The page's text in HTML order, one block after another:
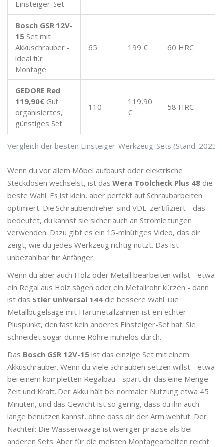
Vergleich der besten Einsteiger-Werkzeug-Sets (Stand: 2023)
Einsteiger-Set
Bosch GSR 12V-
15 Set mit
Akkuschrauber -
ideal für
Montage
65 199 € 60 HRC
GEDORE Red
119,90€ Gut
organisiertes,
günstiges Set
110
119,90
€
58 HRC
Wenn du vor allem Möbel aufbaust oder elektrische
Steckdosen wechselst, ist das Wera Toolcheck Plus 48 die
beste Wahl. Es ist klein, aber perfekt auf Schraubarbeiten
optimiert. Die Schraubendreher sind VDE-zertifiziert - das
bedeutet, du kannst sie sicher auch an Stromleitungen
verwenden. Dazu gibt es ein 15-minütiges Video, das dir
zeigt, wie du jedes Werkzeug richtig nutzt. Das ist
unbezahlbar für Anfänger.
Wenn du aber auch Holz oder Metall bearbeiten willst - etwa
ein Regal aus Holz sägen oder ein Metallrohr kürzen - dann
ist das Stier Universal 144 die bessere Wahl. Die
Metallbügelsäge mit Hartmetallzähnen ist ein echter
Pluspunkt, den fast kein anderes Einsteiger-Set hat. Sie
schneidet sogar dünne Rohre mühelos durch.
Das Bosch GSR 12V-15 ist das einzige Set mit einem
Akkuschrauber. Wenn du viele Schrauben setzen willst - etwa
bei einem kompletten Regalbau - spart dir das eine Menge
Zeit und Kraft. Der Akku hält bei normaler Nutzung etwa 45
Minuten, und das Gewicht ist so gering, dass du ihn auch
lange benutzen kannst, ohne dass dir der Arm wehtut. Der
Nachteil: Die Wasserwaage ist weniger präzise als bei
anderen Sets. Aber für die meisten Montagearbeiten reicht